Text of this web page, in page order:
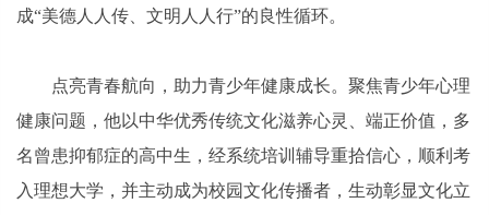
成“美德人人传、文明人人行”的良性循环。
点亮青春航向，助力青少年健康成长。聚焦青少年心理
健康问题，他以中华优秀传统文化滋养心灵、端正价值，多
名曾患抑郁症的高中生，经系统培训辅导重拾信心，顺利考
入理想大学，并主动成为校园文化传播者，生动彰显文化立